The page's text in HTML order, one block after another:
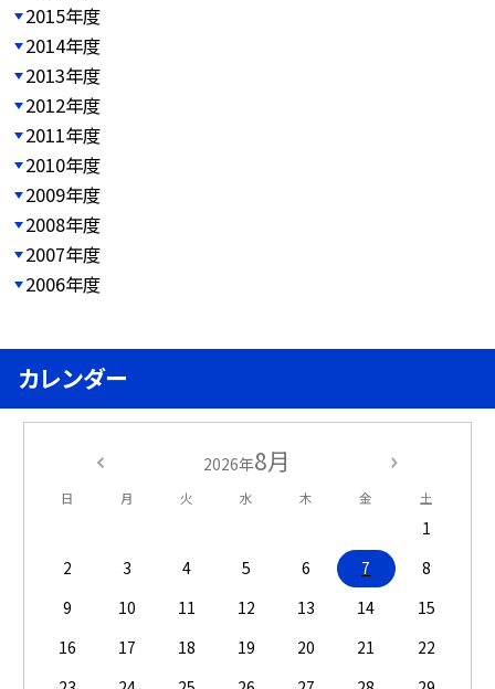
2015年度
2014年度
2013年度
2012年度
2011年度
2010年度
2009年度
2008年度
2007年度
2006年度
カレンダー
2026年8月
日 月 火 水 木 金 土
1
2
3 4 5 6 7
8
9
10 11 12 13 14
15
16
17 18 19 20 21
22